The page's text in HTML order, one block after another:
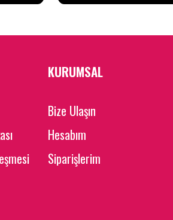
KURUMSAL
Bize Ulaşın
Hesabım
Siparişlerim